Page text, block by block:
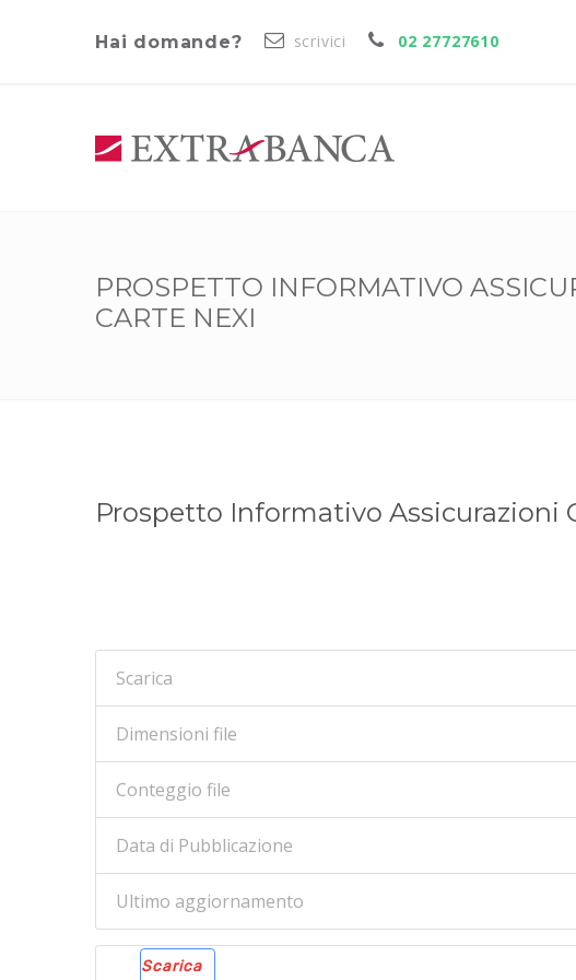
Hai domande? scrivici 02 27727610
PROSPETTO INFORMATIVO
CARTE NEXI
Prospetto Informativo Assicurazioni
Scarica
Dimensioni file
Conteggio file
Data di Pubblicazione
Ultimo aggiornamento
Scarica